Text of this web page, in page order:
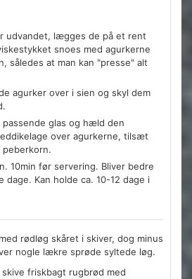
udvandet, lægges de på et rent
snoes med agurkerne
således at man kan "presse" alt
agurker over i sien og skyl dem
glas og hæld den
over agurkerne, tilsæt
10min før servering. Bliver bedre
dage. Kan holde ca. 10-12 dage i
rødløg skåret i skiver, dog minus
nogle lækre sprøde syltede løg.
friskbagt rugbrød med